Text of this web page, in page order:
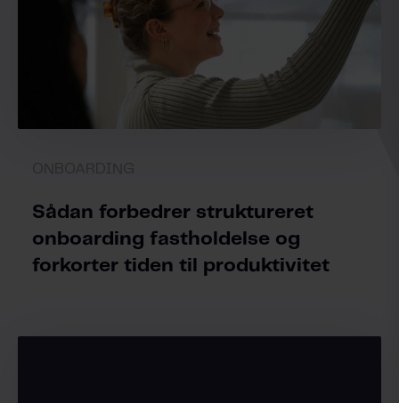
Sådan forbedrer struktureret
onboarding fastholdelse og
forkorter tiden til produktivitet